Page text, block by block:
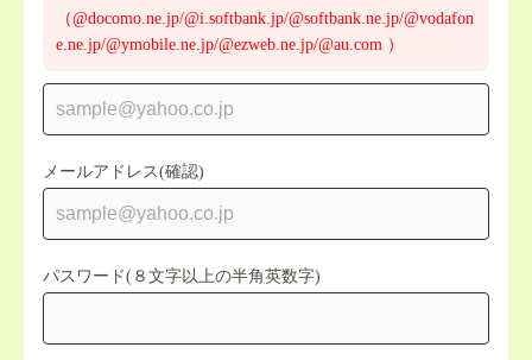
（@docomo.ne.jp/@i.softbank.jp/@softbank.ne.jp/@vodafon
e.ne.jp/@ymobile.ne.jp/@ezweb.ne.jp/@au.com ）
メールアドレス(確認)
パスワード(８文字以上の半角英数字)